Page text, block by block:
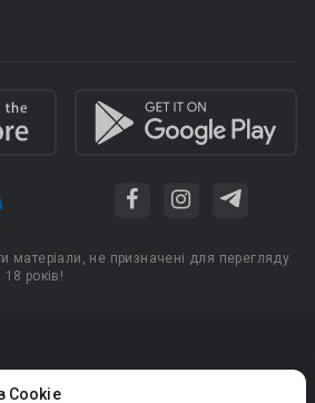
Cookie
матеріали, не призначені для перегляду
років!